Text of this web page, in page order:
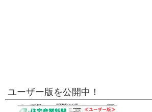
ユーザー版を公開中！